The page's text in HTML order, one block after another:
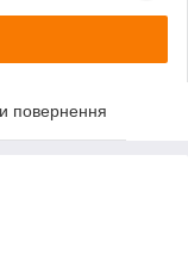
повернення